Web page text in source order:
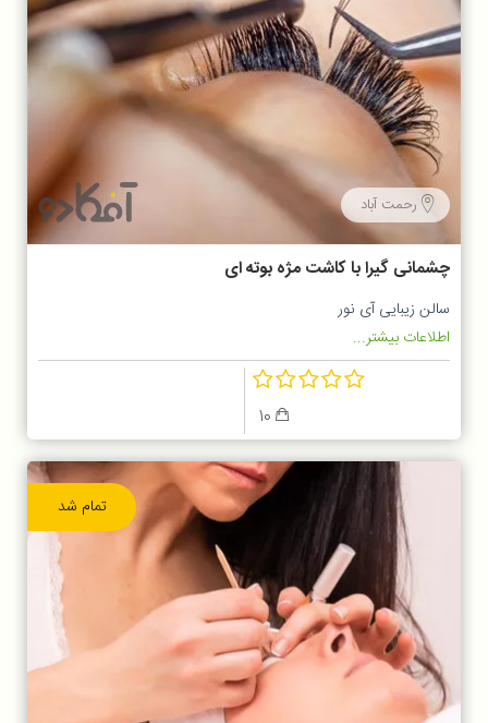
رحمت آباد
چشمانی گیرا با کاشت مژه بوته ای
سالن زیبایی آی نور
اطلاعات بیشتر...
تمام شد